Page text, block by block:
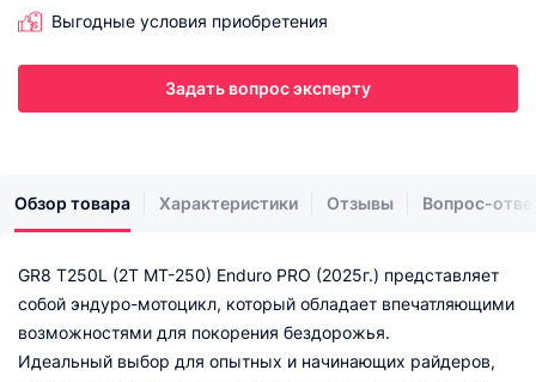
Выгодные условия приобретения
Задать вопрос эксперту
Обзор товара Характеристики Отзывы Вопрос-
GR8 T250L (2T MT-250) Enduro PRO (2025г.) представляет
собой эндуро-мотоцикл, который обладает впечатляющими
возможностями для покорения бездорожья.
Идеальный выбор для опытных и начинающих райдеров,